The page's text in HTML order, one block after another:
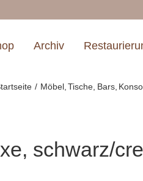
Archiv
Möbel Tische Bars
schwarz/